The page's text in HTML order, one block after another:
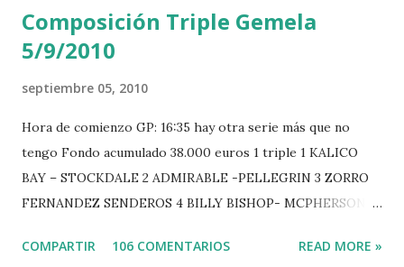
Composición Triple Gemela
5/9/2010
septiembre 05, 2010
Hora de comienzo GP: 16:35 hay otra serie más que no
tengo Fondo acumulado 38.000 euros 1 triple 1 KALICO
BAY – STOCKDALE 2 ADMIRABLE -PELLEGRIN 3 ZORRO
FERNANDEZ SENDEROS 4 BILLY BISHOP- MCPHERSON 5
-EPAILLARD 7 GIG AMAI M WHITAKER 8 SILVANA DU
COMPARTIR 106 COMENTARIOS READ MORE »